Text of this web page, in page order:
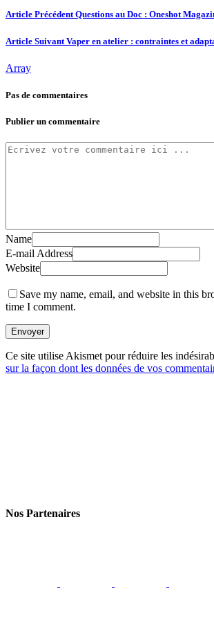
Article PrécédentQuestions au Doc : Oneshot
Article Suivant Vaper en atelier : contraintes et
Array
Pas de commentaires
Publier un commentaire
Name
E-mail Address
Website
Save my name, email, and website in this
time I comment.
Envoyer
Ce site utilise Akismet pour réduire les
sur la façon dont les données de vos
Nos Partenaires